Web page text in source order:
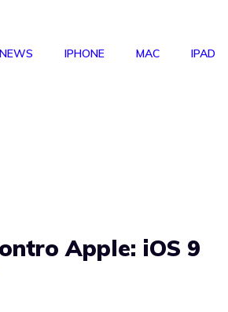
IPHONE MAC IPAD
Apple: iOS 9